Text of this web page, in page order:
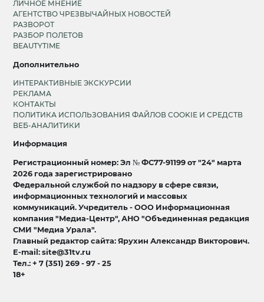
ЛИЧНОЕ МНЕНИЕ
АГЕНТСТВО ЧРЕЗВЫЧАЙНЫХ НОВОСТЕЙ
РАЗВОРОТ
РАЗБОР ПОЛЕТОВ
BEAUTYTIME
Дополнительно
ИНТЕРАКТИВНЫЕ ЭКСКУРСИИ
РЕКЛАМА
КОНТАКТЫ
ПОЛИТИКА ИСПОЛЬЗОВАНИЯ ФАЙЛОВ COOKIE И СРЕДСТВ
ВЕБ-АНАЛИТИКИ
Информация
Регистрационный номер: Эл № ФС77-91199 от "24" марта
2026 года зарегистрировано
Федеральной службой по надзору в сфере связи,
информационных технологий и массовых
коммуникаций. Учредитель - ООО Информационная
компания "Медиа-Центр", АНО "Объединенная редакция
СМИ "Медиа Урала".
Главный редактор сайта: Ярухин Александр Викторович.
E-mail: site@31tv.ru
Тел.: + 7 (351) 269 - 97 - 25
18+